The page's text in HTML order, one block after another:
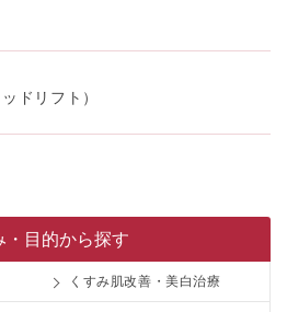
ドリフト）
・目的から探す
くすみ肌改善・美白治療